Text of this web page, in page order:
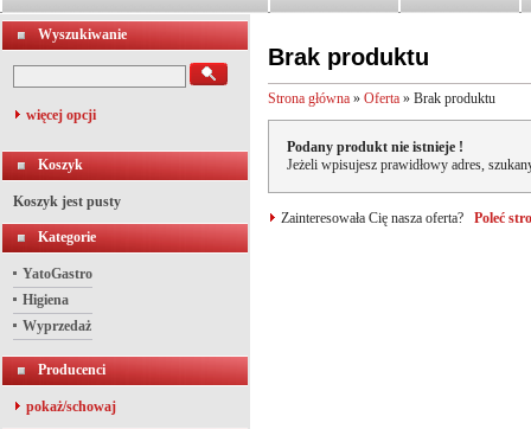
Wyszukiwanie
więcej opcji
Koszyk
Koszyk jest pusty
Kategorie
YatoGastro
Higiena
Wyprzedaż
Producenci
pokaż/schowaj
Brak produktu
Strona główna » Oferta » Brak produktu
Podany produkt nie istnieje !
Jeżeli wpisujesz prawidłowy adres,
Zainteresowała Cię nasza oferta? Poleć